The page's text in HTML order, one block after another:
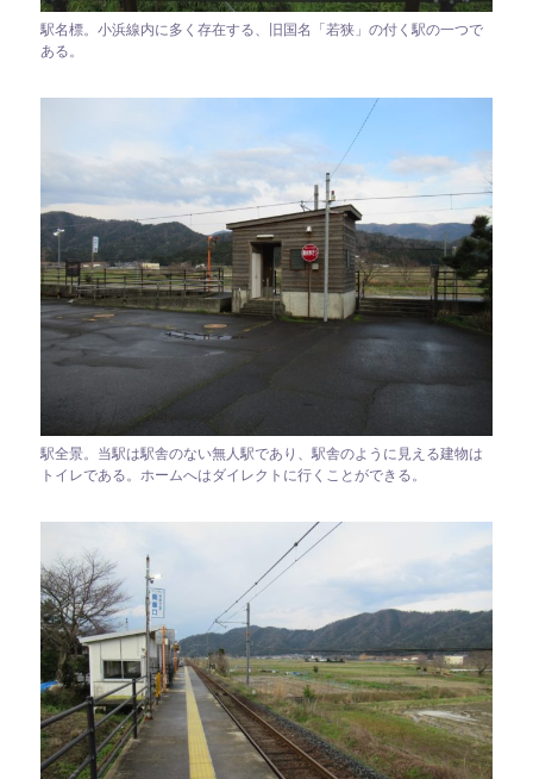
駅名標。小浜線内に多く存在する、旧国名「若狭」の付く駅の一つで
ある。
駅全景。当駅は駅舎のない無人駅であり、駅舎のように見える建物は
トイレである。ホームへはダイレクトに行くことができる。